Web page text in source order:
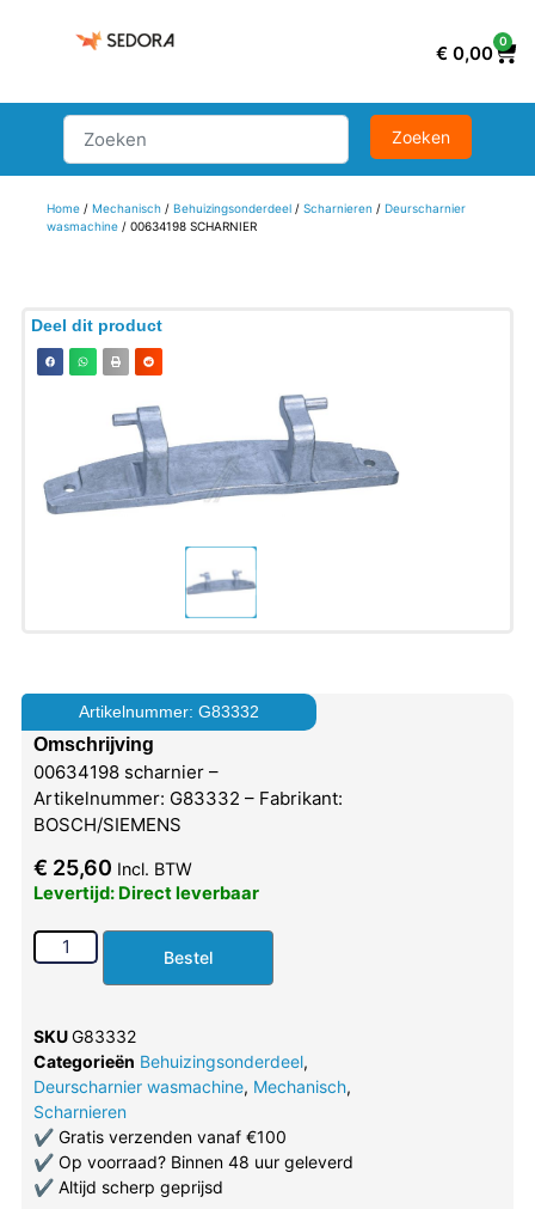
€ 0,00
0
Home/ Mechanisch/ Behuizingsonderdeel/ Scharnieren / Deurscharnier
wasmachine/ 00634198 SCHARNIER
Deel dit product
Artikelnummer: G83332
Omschrijving
00634198 scharnier –
Artikelnummer: G83332 – Fabrikant:
BOSCH/SIEMENS
€ 25,60 Incl. BTW
Levertijd: Direct leverbaar
Bestel
SKUG83332
Categorieën Behuizingsonderdeel,
Deurscharnier wasmachine, Mechanisch,
Scharnieren
✔Gratis verzenden vanaf €100
✔Op voorraad? Binnen 48 uur geleverd
✔Altijd scherp geprijsd